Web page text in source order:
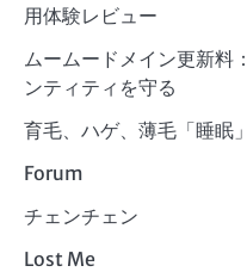
用体験レビュー
ムームードメイン更新料
ンティティを守る
育毛、ハゲ、薄毛「睡眠
Forum
チェンチェン
Lost Me